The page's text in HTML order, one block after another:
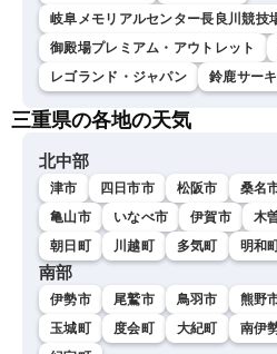
岐阜メモリアルセンター長良川競技
御殿場プレミアム・アウトレット
レゴランド・ジャパン
鈴鹿サー
三重県の各地の天気
北中部
津市 四日市市 松阪市 桑名
亀山市
いなべ市 伊賀市 木
朝日町
川越町 多気町 明和
南部
伊勢市 尾鷲市 鳥羽市 熊野
玉城町
度会町 大紀町 南伊